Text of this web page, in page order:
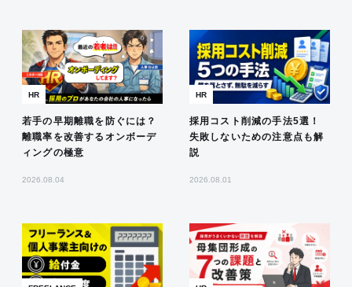
HR
若手の早期離職を防ぐには？
離職率を改善するオンボーデ
ィングの極意
2026.08.04
HR
採用コスト削減の手法5選！
失敗しないための注意点も解
説
2026.08.01